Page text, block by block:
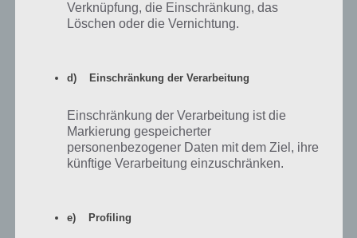
Ein Hund mit der Fähigkeit Wahrer Freund
Die Meldung “Ein Hund mit der Fähigkeit Wahrer Freund wird
in Ebene 4. Seit Version 1.7.12 kannst du Welpen fangen und mit
etwas Glück hast du einen Hund mit der Fähigkeit Wahrer Freund!
Verknüpfung, die Einschränkung, das
Löschen oder die Vernichtung.
d) Einschränkung der Verarbeitung
Einschränkung der Verarbeitung ist die
Markierung gespeicherter
personenbezogener Daten mit dem Ziel, ihre
künftige Verarbeitung einzuschränken.
e) Profiling